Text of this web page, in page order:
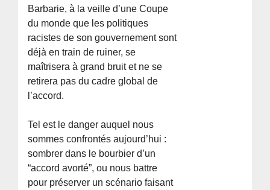
Barbarie, à la veille d’une Coupe
du monde que les politiques
racistes de son gouvernement sont
déjà en train de ruiner, se
maîtrisera à grand bruit et ne se
retirera pas du cadre global de
l’accord.
Tel est le danger auquel nous
sommes confrontés aujourd’hui :
sombrer dans le bourbier d’un
“accord avorté”, ou nous battre
pour préserver un scénario faisant